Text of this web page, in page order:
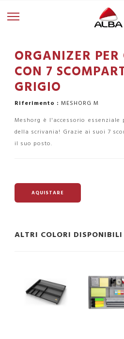
ORGANIZER PER
CON 7
GRIGIO
Riferimento : MESHORG M
Meshorg è l'accessorio
della scrivania! Grazie ai suoi 7
il suo posto.
AQUISTARE
ALTRI COLORI DISPONIBILI